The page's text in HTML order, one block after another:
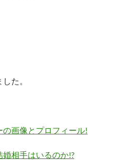
た。
画像とプロフィール!
相手はいるのか!?